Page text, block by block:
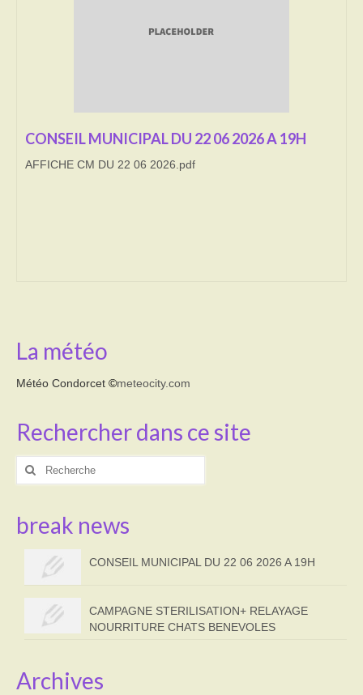
Correspondants de presse
LE BRULAGE DES VEGETAUX
CONSEIL MUNICIPAL DU 22 06 2026 A 19H
AFFICHE CM DU 22 06 2026.pdf
La météo
Météo Condorcet ©meteocity.com
Rechercher dans ce site
Rechercher
break news
CONSEIL MUNICIPAL DU 22 06 2026 A 19H
CAMPAGNE STERILISATION+ RELAYAGE
NOURRITURE CHATS BENEVOLES
Archives